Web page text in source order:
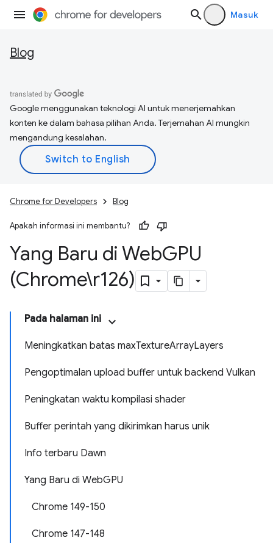
Masuk
Blog
Google menggunakan teknologi AI untuk menerjemahkan
konten ke dalam bahasa pilihan Anda. Terjemahan AI mungkin
mengandung kesalahan.
Chrome for Developers Blog
Apakah informasi ini membantu?
Yang Baru di WebGPU
(Chrome\r126)
Pada halaman ini
Meningkatkan batas maxTextureArrayLayers
Pengoptimalan upload buffer untuk backend Vulkan
Peningkatan waktu kompilasi shader
Buffer perintah yang dikirimkan harus unik
Info terbaru Dawn
Yang Baru di WebGPU
Chrome 149-150
Chrome 147-148